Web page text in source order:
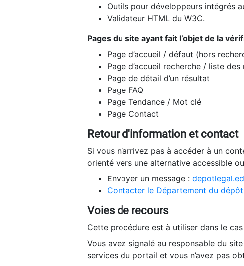
Outils pour développeurs intégrés
Validateur HTML du W3C.
Pages du site ayant fait l’objet de la
Page d’accueil / défaut (hors
Page d’accueil recherche / liste des
Page de détail d’un résultat
Page FAQ
Page Tendance / Mot clé
Page Contact
Retour d'information et contact
Si vous n’arrivez pas à accéder à un
orienté vers une alternative accessible
Envoyer un message :
Contacter le Département du
Voies de recours
Cette procédure est à utiliser dans le cas
Vous avez signalé au responsable du
services du portail et vous n’avez pas